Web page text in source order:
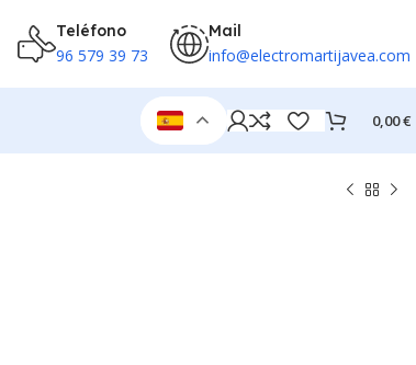
Teléfono
96 579 39 73
Mail
info@electromartijavea.com
0,00€